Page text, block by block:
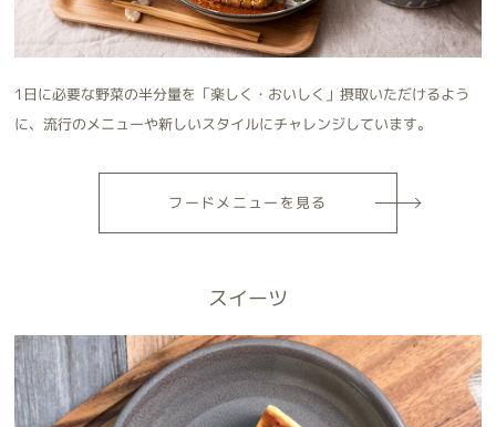
1日に必要な野菜の半分量を「楽しく・おいしく」摂取いただけるよう
に、流行のメニューや新しいスタイルにチャレンジしています。
フードメニューを見る
スイーツ